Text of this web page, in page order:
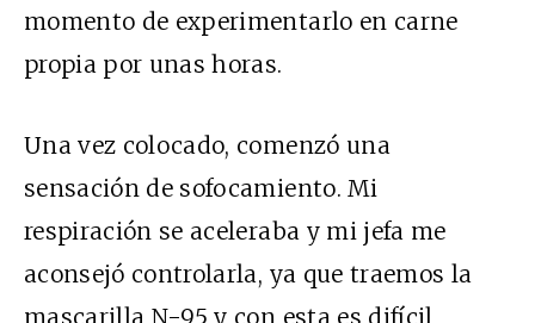
momento de experimentarlo en carne
propia por unas horas.
Una vez colocado, comenzó una
sensación de sofocamiento. Mi
respiración se aceleraba y mi jefa me
aconsejó controlarla, ya que traemos la
mascarilla N-95 y con esta es difícil